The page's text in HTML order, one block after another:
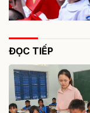
ĐỌC TIẾP